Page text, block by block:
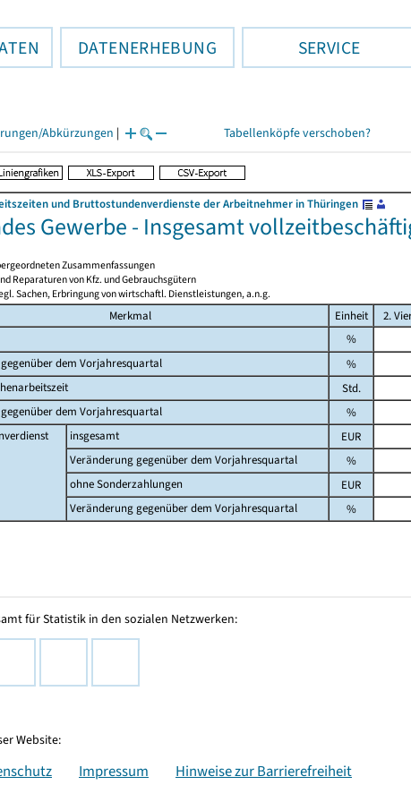
DATENERHEBUNG SERVICE
Abkürzungen | Tabellenköpfe verschoben?
und Bruttostundenverdienste der Arbeitnehmer in Thüringen
Gewerbe - Insgesamt
Zusammenfassungen
Reparaturen von Kfz. und Gebrauchsgütern
Sachen, Erbringung von wirtschaftl. Dienstleistungen, a.n.g.
Merkmal Einheit 2.
%
dem Vorjahresquartal
%
Std.
dem Vorjahresquartal
%
insgesamt EUR
Veränderung gegenüber dem Vorjahresquartal
%
ohne Sonderzahlungen
EUR
Veränderung gegenüber dem Vorjahresquartal
%
für Statistik in den sozialen Netzwerken:
Website:
Impressum Hinweise zur Barrierefreiheit